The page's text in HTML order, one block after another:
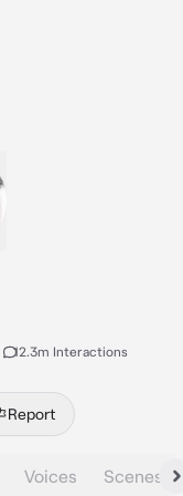
12.3m Interactions
Report
Voices Scenes